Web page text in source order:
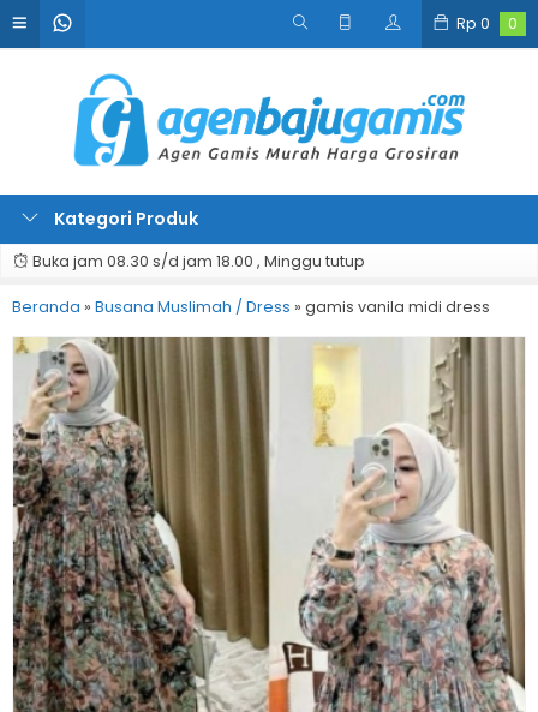
Rp 0 0
Kategori Produk
Buka jam 08.30 s/d jam 18.00 , Minggu tutup
Beranda » Busana Muslimah / Dress » gamis vanila midi dress